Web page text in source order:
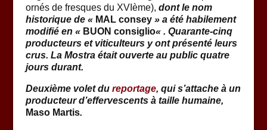
ornés de fresques du XVIème), dont le nom
historique de « MAL consey» a été habilement
modifié en « BUON consiglio« . Quarante-cinq
producteurs et viticulteurs y ont présenté leurs
crus. La Mostraétait ouverte au public quatre
jours durant.
Deuxième volet du reportage, qui s’attache à un
producteur d’effervescents à taille humaine,
Maso Martis.